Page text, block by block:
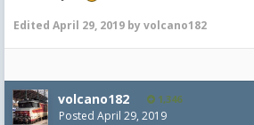
Edited April 29, 2019 by volcano182
volcano182 1,346
Posted April 29, 2019